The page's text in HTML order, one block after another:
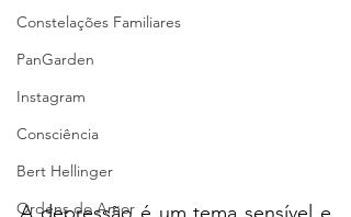
Constelações Familiares
PanGarden
Instagram
Consciência
Bert Hellinger
Ordens do Amor